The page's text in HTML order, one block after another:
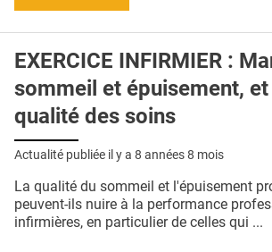
CRÉDITS
EXERCICE INFIRMIER :
sommeil et épuisement,
qualité des soins
Actualité publiée il y a 8 années 8 mois
La qualité du sommeil et l'épuisement
peuvent-ils nuire à la performance
infirmières, en particulier de celles qui ...